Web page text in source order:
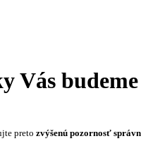
Vás
preto zvýšenú pozornosť